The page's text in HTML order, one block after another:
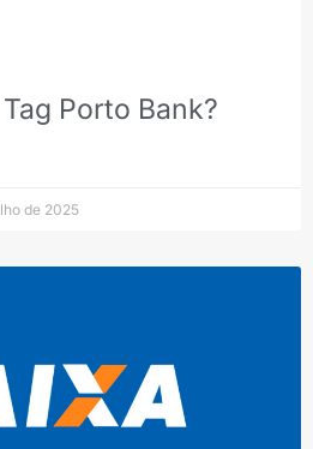
Porto Bank?
de 2025